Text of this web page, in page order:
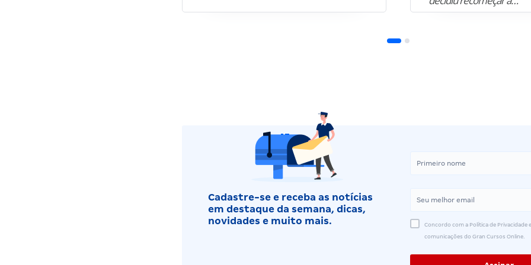
Cadastre-se e receba as notícias
em destaque da semana, dicas,
novidades e muito mais.
Concordo com a Política de Privacidade
comunicações do Gran Cursos Online.